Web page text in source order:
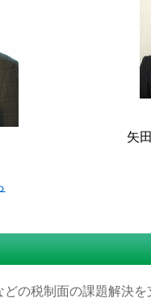
矢
の税制面の課題解決を